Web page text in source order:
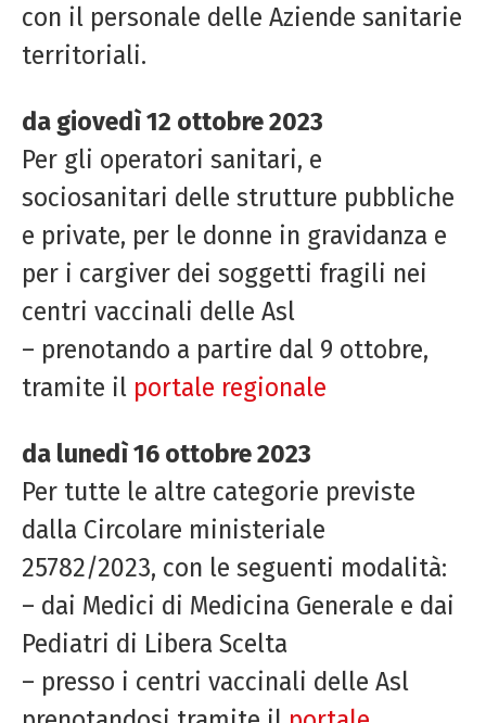
con il personale delle Aziende sanitarie
territoriali.
da giovedì 12 ottobre 2023
Per gli operatori sanitari, e
sociosanitari delle strutture pubbliche
e private, per le donne in gravidanza e
per i cargiver dei soggetti fragili nei
centri vaccinali delle Asl
– prenotando a partire dal 9 ottobre,
tramite il portale regionale
da lunedì 16 ottobre 2023
Per tutte le altre categorie previste
dalla Circolare ministeriale
25782/2023, con le seguenti modalità:
– dai Medici di Medicina Generale e dai
Pediatri di Libera Scelta
– presso i centri vaccinali delle Asl